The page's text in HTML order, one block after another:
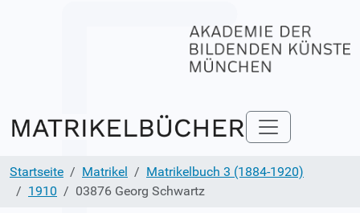
Startseite Matrikel
Matrikelbuch 3 (1884-1920)
1910
03876 Georg Schwartz